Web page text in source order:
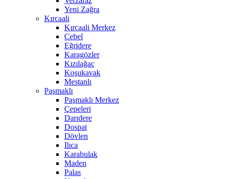
Yeni Zağra
Kırcaali
Kırcaali Merkez
Cebel
Eğridere
Karagözler
Kızılağaç
Koşukavak
Mestanlı
Paşmaklı
Paşmaklı Merkez
Çepeleri
Darıdere
Dospat
Dövlen
Ilıca
Karabulak
Maden
Palas